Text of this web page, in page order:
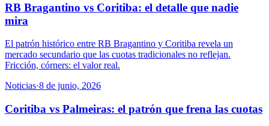
RB Bragantino vs Coritiba: el detalle que nadie
mira
El patrón histórico entre RB Bragantino y Coritiba revela un
mercado secundario que las cuotas tradicionales no reflejan.
Fricción, córners: el valor real.
Noticias·8 de junio, 2026
Coritiba vs Palmeiras: el patrón que frena las cuotas